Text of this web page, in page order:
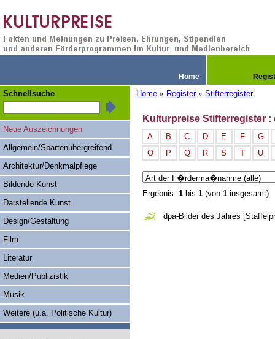
Home
Home » Register » Stifterregister
Kulturpreise Stifterregister
A B C D E F
G
O
P Q R S T U
Ergebnis: 1 bis 1 (von 1 insgesamt)
dpa-Bilder des Jahres
Schnellsuche
Neue Auszeichnungen
Allgemein/Spartenübergreifend
Architektur/Denkmalpflege
Bildende Kunst
Darstellende Kunst
Design/Gestaltung
Film
Literatur
Medien/Publizistik
Musik
Weitere (u.a. Politische Kultur)